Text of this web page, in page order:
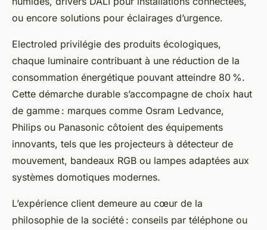
ou encore solutions pour éclairages d’urgence.
Electroled privilégie des produits écologiques,
chaque luminaire contribuant à une réduction de la
consommation énergétique pouvant atteindre 80 %.
Cette démarche durable s’accompagne de choix haut
de gamme : marques comme Osram Ledvance,
Philips ou Panasonic côtoient des équipements
innovants, tels que les projecteurs à détecteur de
mouvement, bandeaux RGB ou lampes adaptées aux
systèmes domotiques modernes.
L’expérience client demeure au cœur de la
philosophie de la société : conseils par téléphone ou